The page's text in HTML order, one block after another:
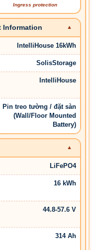
Ingress protection
Information
IntelliHouse 16kWh
SolisStorage
IntelliHouse
Pin treo tường / đặt sàn
(Wall/Floor Mounted
Battery)
LiFePO4
16 kWh
44.8-57.6 V
314 Ah